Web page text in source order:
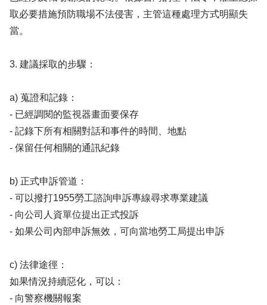
取必要措施預防職場不法侵害，主管這種處理方式明顯失
當。
3. 建議採取的步驟：
a) 蒐證和記錄：
- 已經調閱的監視器畫面要保存
- 記錄下所有相關對話和事件的時間、地點
- 保留任何相關的通訊紀錄
b) 正式申訴管道：
- 可以撥打1955勞工諮詢申訴專線尋求專業建議
- 向公司人資單位提出正式投訴
- 如果公司內部申訴無效，可向當地勞工局提出申訴
c) 法律途徑：
如果情況持續惡化，可以：
- 向警察機關報案